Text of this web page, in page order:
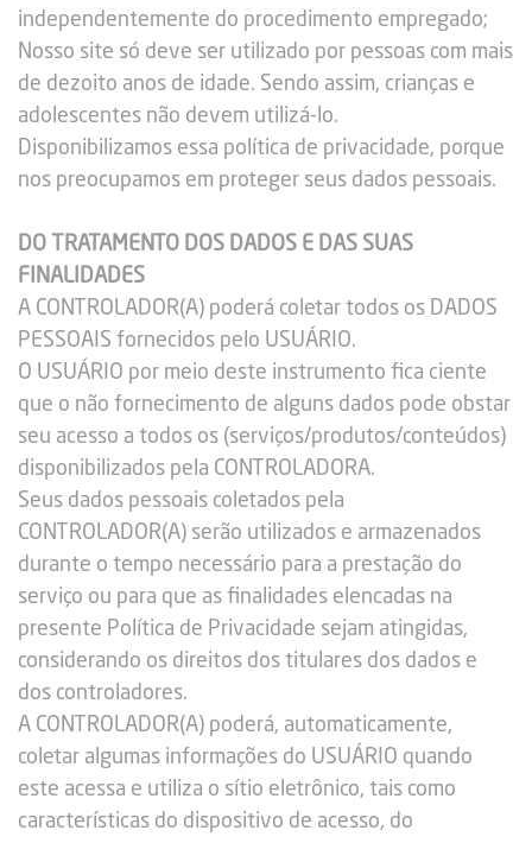
independentemente do procedimento empregado;
Nosso site só deve ser utilizado por pessoas com mais
de dezoito anos de idade. Sendo assim, crianças e
adolescentes não devem utilizá-lo.
Disponibilizamos essa política de privacidade, porque
nos preocupamos em proteger seus dados pessoais.
DO TRATAMENTO DOS DADOS E DAS SUAS
FINALIDADES
A CONTROLADOR(A) poderá coletar todos os DADOS
PESSOAIS fornecidos pelo USUÁRIO.
O USUÁRIO por meio deste instrumento fica ciente
que o não fornecimento de alguns dados pode obstar
seu acesso a todos os (serviços/produtos/conteúdos)
disponibilizados pela CONTROLADORA.
Seus dados pessoais coletados pela
CONTROLADOR(A) serão utilizados e armazenados
durante o tempo necessário para a prestação do
serviço ou para que as finalidades elencadas na
presente Política de Privacidade sejam atingidas,
considerando os direitos dos titulares dos dados e
dos controladores.
A CONTROLADOR(A) poderá, automaticamente,
coletar algumas informações do USUÁRIO quando
este acessa e utiliza o sítio eletrônico, tais como
características do dispositivo de acesso, do